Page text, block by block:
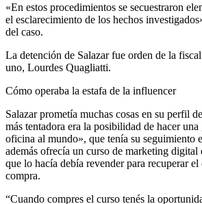
«En estos procedimientos se secuestraron
el esclarecimiento de los hechos
del caso.
La detención de Salazar fue orden de la
uno, Lourdes Quagliatti.
Cómo operaba la estafa de la influencer
Salazar prometía muchas cosas en su perfil
más tentadora era la posibilidad de hacer
oficina al mundo», que tenía su seguimiento
además ofrecía un curso de marketing digital
que lo hacía debía revender para recuperar
compra.
“Cuando compres el curso tenés la